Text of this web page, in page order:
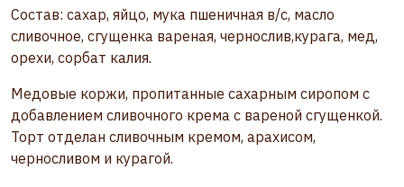
Состав: сахар, яйцо, мука пшеничная в/с, масло
сливочное, сгущенка вареная, чернослив,курага, мед,
орехи, сорбат калия.
Медовые коржи, пропитанные сахарным сиропом с
добавлением сливочного крема с вареной сгущенкой.
Торт отделан сливочным кремом, арахисом,
черносливом и курагой.